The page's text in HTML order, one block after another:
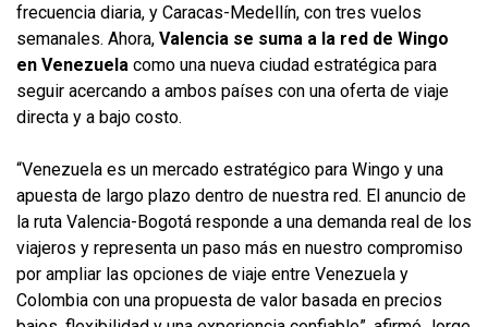
frecuencia diaria, y Caracas-Medellín, con tres vuelos
semanales. Ahora, Valencia se suma a la red de Wingo
en Venezuela como una nueva ciudad estratégica para
seguir acercando a ambos países con una oferta de viaje
directa y a bajo costo.
“Venezuela es un mercado estratégico para Wingo y una
apuesta de largo plazo dentro de nuestra red. El anuncio de
la ruta Valencia-Bogotá responde a una demanda real de los
viajeros y representa un paso más en nuestro compromiso
por ampliar las opciones de viaje entre Venezuela y
Colombia con una propuesta de valor basada en precios